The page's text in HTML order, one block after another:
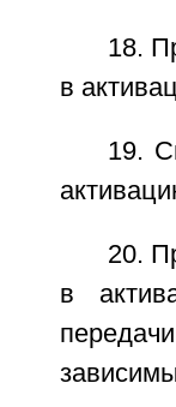
18.
в
19.
20.
в